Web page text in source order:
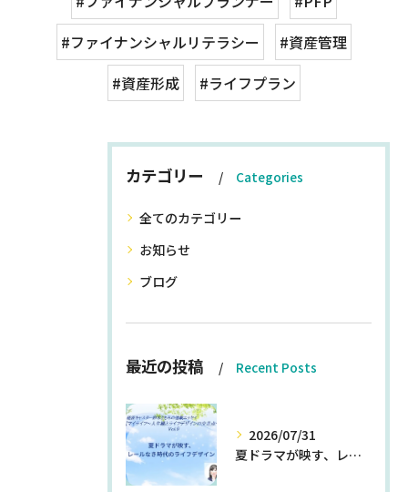
#ファイナンシャルリテラシー
#資産管理
#資産形成
#ライフプラン
カテゴリー Categories
全てのカテゴリー
お知らせ
ブログ
最近の投稿 Recent Posts
2026/07/31
夏ドラマが映す、レールなき時代のライフデザイン